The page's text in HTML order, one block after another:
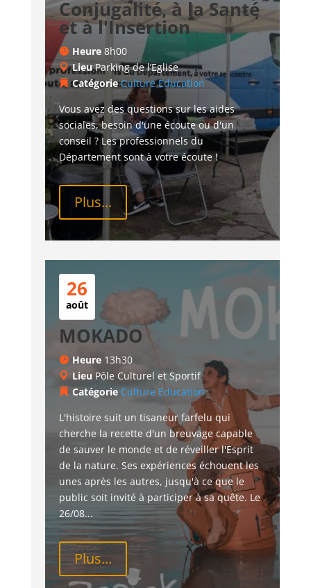
Conjugalité, à la Santé
et à l'Insertion
Heure 8h00
LieuParking de l’Eglise
CatégorieCulture Education
Vous avez des questions sur les aides
sociales, besoin d'une écoute ou d'un
conseil ? Les professionnels du
Département sont à votre écoute !
Plus...
26
août
MOKADO
Heure 13h30
Lieu Pôle Culturel et Sportif
Catégorie Culture Education
L'histoire suit un tisaneur farfelu qui
cherche la recette d'un breuvage capable
de sauver le monde et de réveiller l'Esprit
de la nature. Ses expériences échouent les
unes après les autres, jusqu'à ce que le
public soit invité à participer à sa quête. Le
26/08...
Plus...